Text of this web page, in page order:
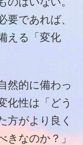
であれば、
える「変化
然的に備わっ
化性は「どう
方がより良く
きなのか？」